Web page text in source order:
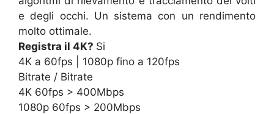
e degli occhi. Un sistema con un rendimento
molto ottimale.
Registra il 4K? Si
4K a 60fps | 1080p fino a 120fps
Bitrate / Bitrate
4K 60fps > 400Mbps
1080p 60fps > 200Mbps